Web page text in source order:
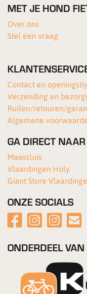
MET JE HOND
Over ons
Stel een vraag
Contact en
Verzending en
Ruilen/retouren/
Algemene
GA DIRECT NAAR
Maassluis
Vlaardingen Holy
Giant Store
ONZE SOCIALS
ONDERDEEL VAN